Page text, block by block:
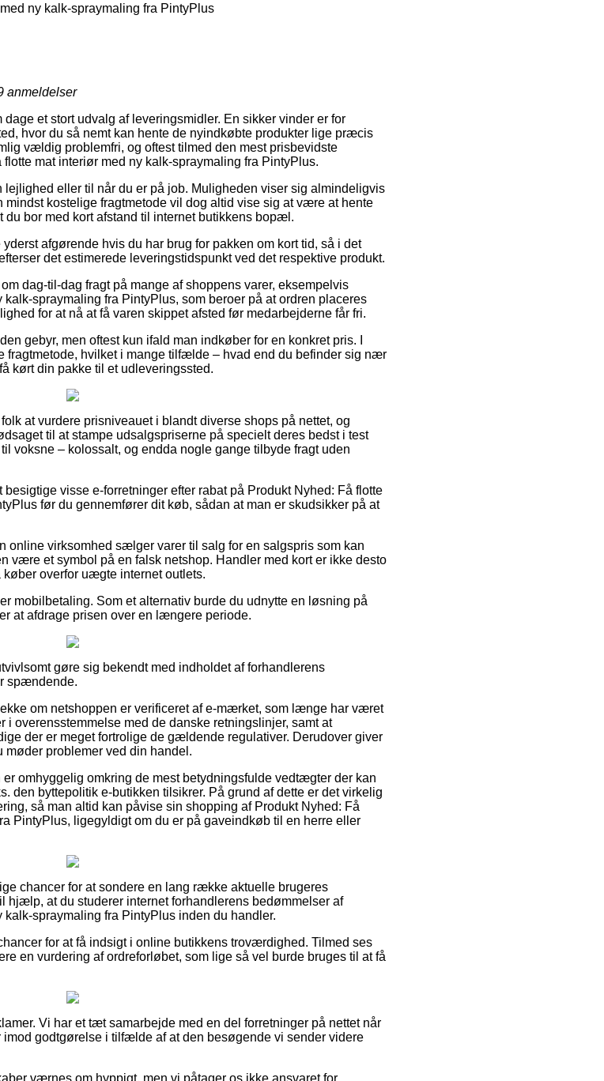
ny kalk-spraymaling fra PintyPlus
anmeldelser
et stort udvalg af leveringsmidler. En sikker vinder er for
hvor du så nemt kan hente de nyindkøbte produkter lige præcis
vældig problemfri, og oftest tilmed den mest prisbevidste
mat interiør med ny kalk-spraymaling fra PintyPlus.
eller til når du er på job. Muligheden viser sig almindeligvis
kostelige fragtmetode vil dog altid vise sig at være at hente
du bor med kort afstand til internet butikkens bopæl.
afgørende hvis du har brug for pakken om kort tid, så i det
det estimerede leveringstidspunkt ved det respektive produkt.
dag-til-dag fragt på mange af shoppens varer, eksempelvis
spraymaling fra PintyPlus, som beroer på at ordren placeres
for at nå at få varen skippet afsted før medarbejderne får fri.
gebyr, men oftest kun ifald man indkøber for en konkret pris. I
fragtmetode, hvilket i mange tilfælde – hvad end du befinder sig nær
kørt din pakke til et udleveringssted.
at vurdere prisniveauet i blandt diverse shops på nettet, og
til at stampe udsalgspriserne på specielt deres bedst i test
voksne – kolossalt, og endda nogle gange tilbyde fragt uden
visse e-forretninger efter rabat på Produkt Nyhed: Få flotte
før du gennemfører dit køb, sådan at man er skudsikker på at
online virksomhed sælger varer til salg for en salgspris som kan
være et symbol på en falsk netshop. Handler med kort er ikke desto
overfor uægte internet outlets.
mobilbetaling. Som et alternativ burde du udnytte en løsning på
at afdrage prisen over en længere periode.
gøre sig bekendt med indholdet af forhandlerens
spændende.
om netshoppen er verificeret af e-mærket, som længe har været
i overensstemmelse med de danske retningslinjer, samt at
der er meget fortrolige de gældende regulativer. Derudover giver
møder problemer ved din handel.
omhyggelig omkring de mest betydningsfulde vedtægter der kan
den byttepolitik e-butikken tilsikrer. På grund af dette er det virkelig
så man altid kan påvise sin shopping af Produkt Nyhed: Få
PintyPlus, ligegyldigt om du er på gaveindkøb til en herre eller
chancer for at sondere en lang række aktuelle brugeres
hjælp, at du studerer internet forhandlerens bedømmelser af
spraymaling fra PintyPlus inden du handler.
for at få indsigt i online butikkens troværdighed. Tilmed ses
en vurdering af ordreforløbet, som lige så vel burde bruges til at få
Vi har et tæt samarbejde med en del forretninger på nettet når
godtgørelse i tilfælde af at den besøgende vi sender videre
værnes om hyppigt, men vi påtager os ikke ansvaret for